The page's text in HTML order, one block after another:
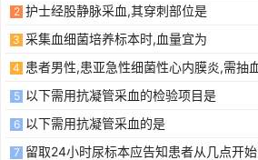
2 护士经股静脉采血,其穿刺部位是
3 采集血细菌培养标本时,血量宜为
4 患者男性,患亚急性细菌性心内膜炎,需抽
5 以下需用抗凝管采血的检验项目是
6 以下需用抗凝管采血的是
7 留取24小时尿标本应告知患者从几点开